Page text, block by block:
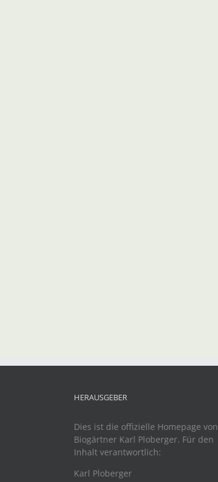
HERAUSGEBER
Dies ist die offizielle Homepage von
Biogärtner Karl Ploberger. Für den
Inhalt verantwortlich:
Karl Ploberger